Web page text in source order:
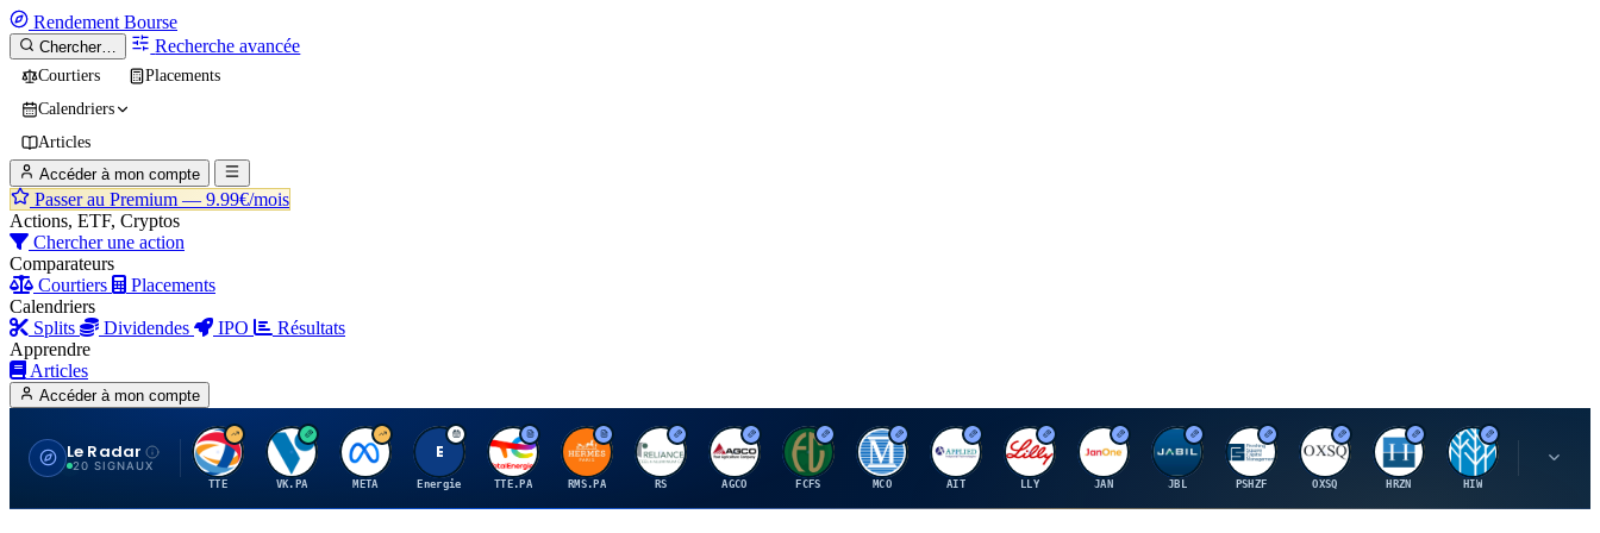
Rendement Bourse
Chercher… Recherche avancée
Courtiers
Placements
Calendriers
Articles
Accéder à mon compte
Passer au Premium — 9.99€/mois
Actions, ETF, Cryptos
Chercher une action
Comparateurs
Courtiers
Placements
Calendriers
Splits
Dividendes IPO
Résultats
Apprendre
Articles
Accéder à mon compte
Le Radar
20 SIGNAUX
T
TTE
V
VK.PA
M
META
E
Energie
T
TTE.PA
H
RMS.PA
R
RS
A
AGCO
F
FCFS
M
MCO
A
AIT
E
LLY
J
JAN
J
JBL
P
PSHZF
O
OXSQ
H
HRZN
H
HIW
U